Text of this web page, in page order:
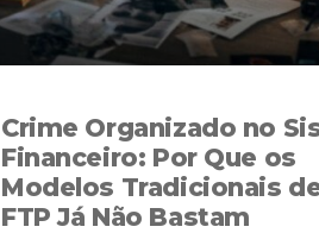
Crime Organizado no
Financeiro: Por Que os
Modelos Tradicionais
FTP Já Não Bastam